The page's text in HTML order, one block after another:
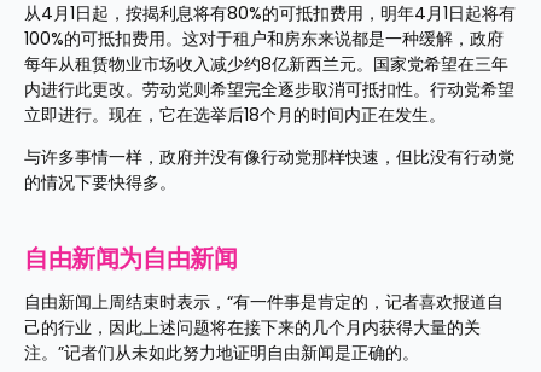
从4月1日起，按揭利息将有80%的可抵扣费用，明年4月1日起将有
100%的可抵扣费用。这对于租户和房东来说都是一种缓解，政府
每年从租赁物业市场收入减少约8亿新西兰元。国家党希望在三年
内进行此更改。劳动党则希望完全逐步取消可抵扣性。行动党希望
立即进行。现在，它在选举后18个月的时间内正在发生。
与许多事情一样，政府并没有像行动党那样快速，但比没有行动党
的情况下要快得多。
自由新闻为自由新闻
自由新闻上周结束时表示，“有一件事是肯定的，记者喜欢报道自
己的行业，因此上述问题将在接下来的几个月内获得大量的关
注。”记者们从未如此努力地证明自由新闻是正确的。